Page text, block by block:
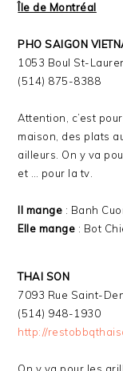
Île de Montréal
PHO SAIGON
1053 Boul St-
(514) 875-8388
Attention, c’est
maison, des plats
ailleurs. On y va
et … pour la tv.
Il mange : Banh
Elle mange : Bot
THAI SON
7093 Rue Saint-
(514) 948-1930
http://